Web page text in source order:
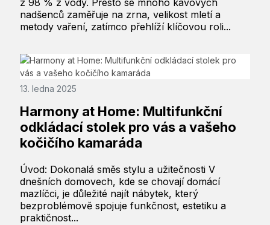
z 98 % z vody. Přesto se mnoho kávových
nadšenců zaměřuje na zrna, velikost mletí a
metody vaření, zatímco přehlíží klíčovou roli...
13. ledna 2025
Harmony at Home: Multifunkční
odkládací stolek pro vás a vašeho
kočičího kamaráda
Úvod: Dokonalá směs stylu a užitečnosti V
dnešních domovech, kde se chovají domácí
mazlíčci, je důležité najít nábytek, který
bezproblémově spojuje funkčnost, estetiku a
praktičnost...